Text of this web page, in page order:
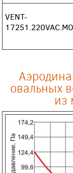
VENT-
овальных
из